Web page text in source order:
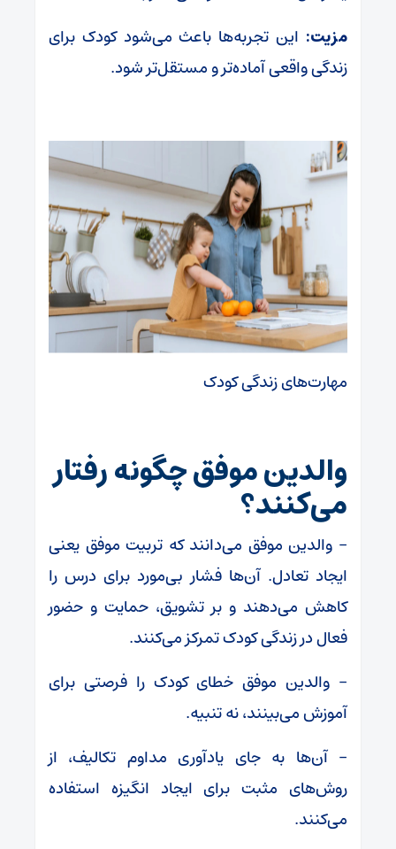
مزیت: این تجربه‌ها باعث می‌شود کودک برای
زندگی واقعی آماده‌تر و مستقل‌تر شود.
مهارت‌های زندگی کودک
والدین موفق چگونه رفتار
می‌کنند؟
– والدین موفق می‌دانند که تربیت موفق یعنی
ایجاد تعادل. آن‌ها فشار بی‌مورد برای درس را
کاهش می‌دهند و بر تشویق، حمایت و حضور
فعال در زندگی کودک تمرکز می‌کنند.
– والدین موفق خطای کودک را فرصتی برای
آموزش می‌بینند، نه تنبیه.
– آن‌ها به جای یادآوری مداوم تکالیف، از
روش‌های مثبت برای ایجاد انگیزه استفاده
می‌کنند.